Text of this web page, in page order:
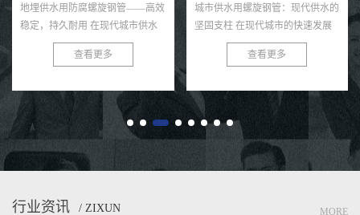
地埋供水用防腐螺旋钢管——高效
稳定，持久耐用 在现代城市供水
系统中，地埋供水用防腐螺旋钢管
以其卓越的性能和稳定的品质，赢
不...
查看更多
城市供水用螺旋钢管：现代供水的
坚固支柱 在现代城市的快速发展
中，供水系统的稳定与安全至关重
要。螺旋钢管，作为一种优质的管
查看更多
行业资讯 / ZIXUN MORE